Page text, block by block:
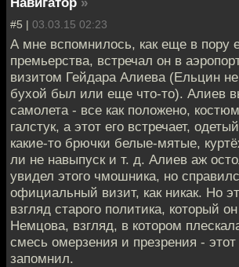
#5 | 03.03.15 02:23
А мне вспомнилось, как еще в пору
премьерства, встречал он в
визитом Гейдара Алиева (Ельцин
бухой был или еще что-то). Алиев
самолета - все как положено,
галстук, а этот его встречает,
какие-то брючки белые-мятые,
ли не навыпуск и т. д. Алиев аж
увидел этого чмошника, но
официальный визит, как никак. Но
взгляд старого политика, который
Немцова, взгляд, в котором
смесь омерзения и презрения - этот
запомнил.